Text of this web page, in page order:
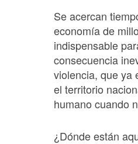
Se acercan
economía de
indispensable
consecuencia
violencia, que ya
el territorio
humano cuando
¿Dónde están